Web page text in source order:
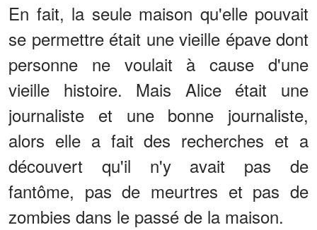
En fait, la seule maison qu'elle pouvait
se permettre était une vieille épave dont
personne ne voulait à cause d'une
vieille histoire. Mais Alice était une
journaliste et une bonne journaliste,
alors elle a fait des recherches et a
découvert qu'il n'y avait pas de
fantôme, pas de meurtres et pas de
zombies dans le passé de la maison.